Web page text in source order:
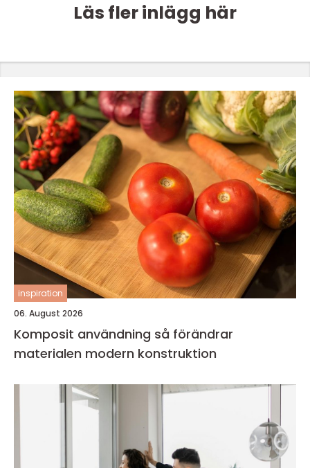
Läs fler inlägg här
inspiration
06. August 2026
Komposit användning så förändrar
materialen modern konstruktion